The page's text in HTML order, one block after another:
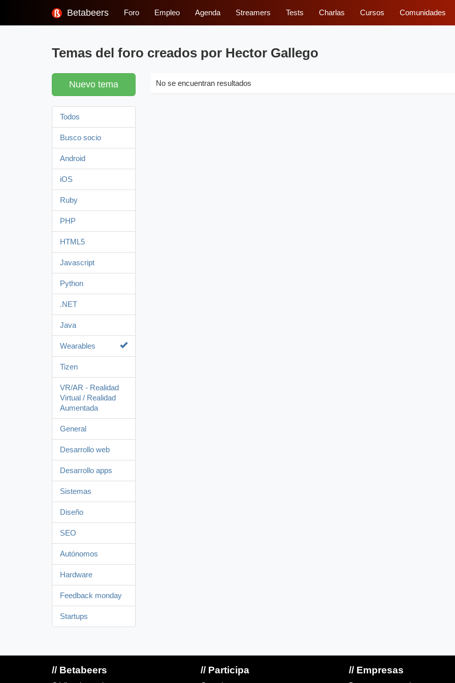
Betabeers Foro Empleo Agenda Streamers Tests Charlas Cursos Comunidades
Temas del foro creados por Hector Gallego
Nuevo tema
Todos
Busco socio
Android
iOS
Ruby
PHP
HTML5
Javascript
Python
.NET
Java
Wearables
Tizen
VR/AR - Realidad
Virtual / Realidad
Aumentada
General
Desarrollo web
Desarrollo apps
Sistemas
Diseño
SEO
Autónomos
Hardware
Feedback monday
Startups
No se encuentran resultados
// Betabeers // Participa // Empresas